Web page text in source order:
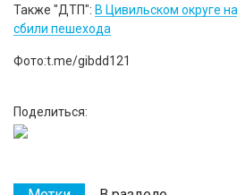
Также "ДТП": В Цивильском округе
сбили пешехода
Фото:t.me/gibdd121
Поделиться: